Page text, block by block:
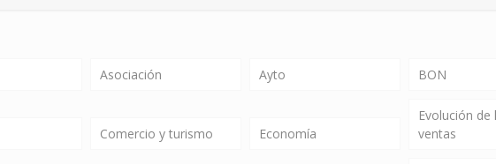
Asociación Ayto BON
Comercio y turismo Economía
Evolución de
ventas